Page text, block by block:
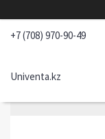
+7 (708) 970-90-49
Univenta.kz